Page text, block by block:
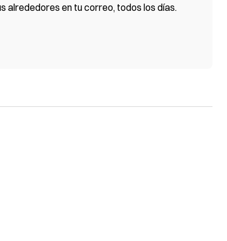
alrededores en tu correo, todos los días.